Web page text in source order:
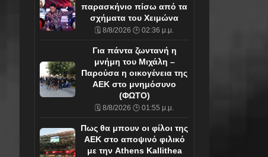
παρασκήνιο πίσω από τα
σχήματα του Χειμώνα
🗓️ 8/8/2026 🕒 02:36 μ.μ.
Για πάντα ζωντανή η
μνήμη του Μιχάλη –
Παρούσα η οικογένεια της
ΑΕΚ στο μνημόσυνο
(ΦΩΤΟ)
🗓️ 8/8/2026 🕒 01:55 μ.μ.
Πως θα μπουν οι φίλοι της
ΑΕΚ στο αποψινό φιλικό
με την Athens Kallithea